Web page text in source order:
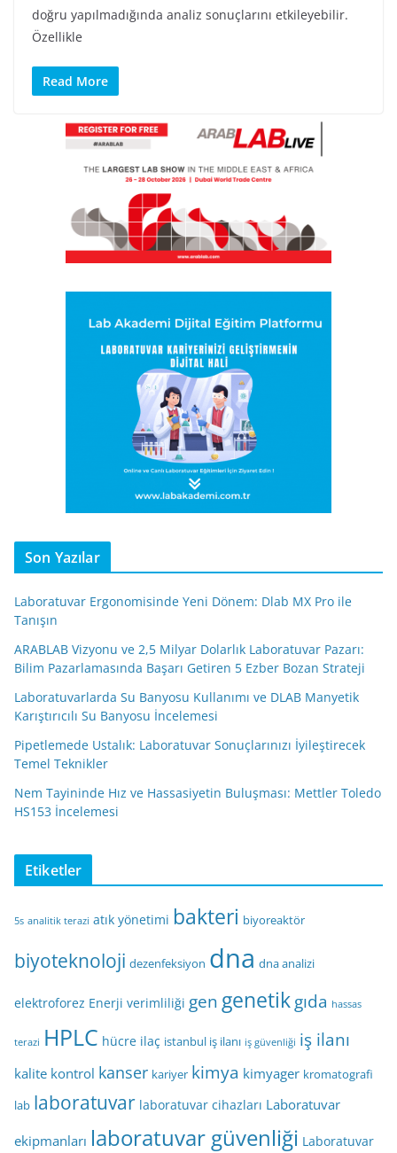
doğru yapılmadığında analiz sonuçlarını etkileyebilir.
Özellikle
Read More
Son Yazılar
Laboratuvar Ergonomisinde Yeni Dönem: Dlab MX Pro ile
Tanışın
ARABLAB Vizyonu ve 2,5 Milyar Dolarlık Laboratuvar Pazarı:
Bilim Pazarlamasında Başarı Getiren 5 Ezber Bozan Strateji
Laboratuvarlarda Su Banyosu Kullanımı ve DLAB Manyetik
Karıştırıcılı Su Banyosu İncelemesi
Pipetlemede Ustalık: Laboratuvar Sonuçlarınızı İyileştirecek
Temel Teknikler
Nem Tayininde Hız ve Hassasiyetin Buluşması: Mettler Toledo
HS153 İncelemesi
Etiketler
5s analitik terazi atık yönetimi bakteri biyoreaktör
biyoteknoloji dezenfeksiyon dna dna analizi
elektroforez Enerji verimliliği gen genetikgıda hassas
terazi HPLC hücre ilaç istanbul iş ilanı iş güvenliği iş ilanı
kalite kontrol kanser kariyer kimya kimyager kromatografi
lab laboratuvar laboratuvar cihazları Laboratuvar
ekipmanları laboratuvar güvenliği Laboratuvar